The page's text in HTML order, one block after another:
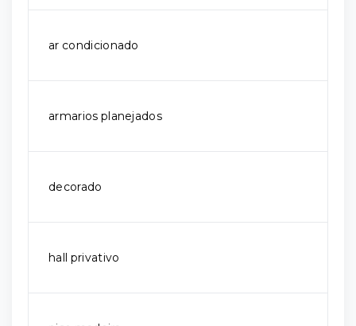
ar condicionado
armarios planejados
decorado
hall privativo